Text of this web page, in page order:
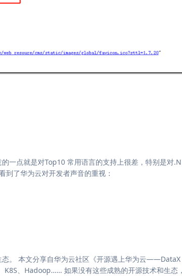
一点就是对Top10 常用语言的支持上很差，特别是对
了华为云对开发者声音的重视：
态。 本文分享自华为云社区《开源遇上华为云
、Hadoop…… 如果没有这些成熟的开源技术和生态